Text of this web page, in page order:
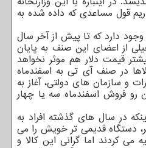
قول مساعدی که داده شده به
دارد که تا پیش از آخر سال
از اعضای این صنف به پایان
قیمت دلار هم موثر نخواهد
در صنف آی تی به اسفندماه
و سازمان های دولتی، آغاز به
رو فروش اسفندماه سه یا چهار
در سال های گذشته افراد به
دستگاه قدیمی تر خویش را می
می کردند اما گرانی این کالا و